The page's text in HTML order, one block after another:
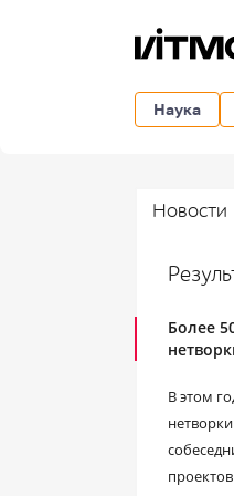
Наука
Новости
Более
В этом